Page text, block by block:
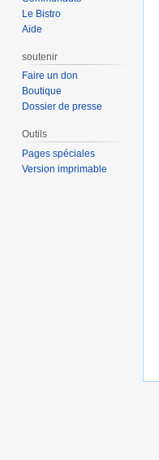
Le Bistro
Aide
soutenir
Faire un don
Boutique
Dossier de presse
Outils
Pages spéciales
Version imprimable